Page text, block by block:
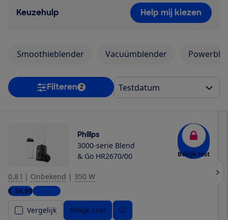
Keuzehulp Help mij kiezen
Smoothieblender Vacuümblender
Filteren 2
Philips
3000-serie Blend
& Go HR2670/00
Bekijk test
0,8 l | Onbekend | 350 W
€ 34,991 winkel
Vergelijk
Bekijk snel